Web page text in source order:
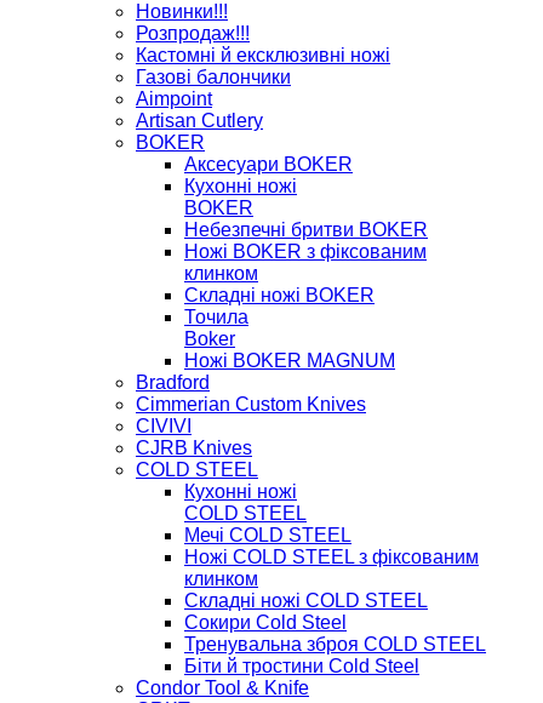
Новинки!!!
Розпродаж!!!
Кастомні й ексклюзивні ножі
Газові балончики
Aimpoint
Artisan Cutlery
BOKER
Аксесуари BOKER
Кухонні ножі
BOKER
Небезпечні бритви BOKER
Ножі BOKER з фіксованим
клинком
Складні ножі BOKER
Точила
Boker
Ножі BOKER MAGNUM
Bradford
Cimmerian Custom Knives
CIVIVI
CJRB Knives
COLD STEEL
Кухонні ножі
COLD STEEL
Мечі COLD STEEL
Ножі COLD STEEL з фіксованим
клинком
Складні ножі COLD STEEL
Сокири Cold Steel
Тренувальна зброя COLD STEEL
Біти й тростини Cold Steel
Condor Tool & Knife